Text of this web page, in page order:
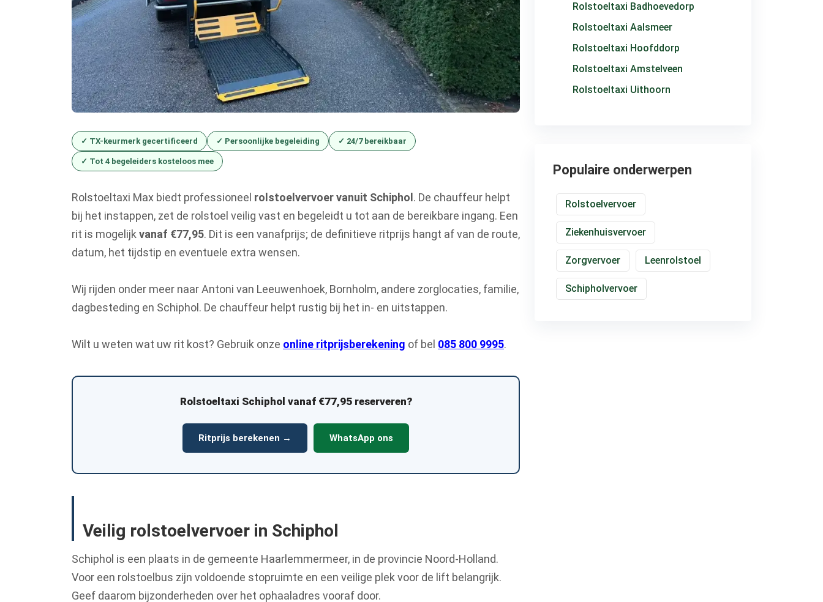
✓ TX-keurmerk gecertificeerd ✓ Persoonlijke begeleiding ✓ 24/7 bereikbaar
✓ Tot 4 begeleiders kosteloos mee
Rolstoeltaxi Max biedt professioneel rolstoelvervoer vanuit Schiphol . De chauffeur helpt
bij het instappen, zet de rolstoel veilig vast en begeleidt u tot aan de bereikbare ingang. Een
rit is mogelijk vanaf €77,95. Dit is een vanafprijs; de definitieve ritprijs hangt af van de route,
datum, het tijdstip en eventuele extra wensen.
Wij rijden onder meer naar Antoni van Leeuwenhoek, Bornholm, andere zorglocaties, familie,
dagbesteding en Schiphol. De chauffeur helpt rustig bij het in- en uitstappen.
Wilt u weten wat uw rit kost? Gebruik onze online ritprijsberekening of bel 085 800 9995.
Rolstoeltaxi Schiphol vanaf €77,95 reserveren?
Ritprijs berekenen → WhatsApp ons
Veilig rolstoelvervoer in Schiphol
Schiphol is een plaats in de gemeente Haarlemmermeer, in de provincie Noord-Holland.
Voor een rolstoelbus zijn voldoende stopruimte en een veilige plek voor de lift belangrijk.
Geef daarom bijzonderheden over het ophaaladres vooraf door.
Rolstoeltaxi Badhoevedorp
Rolstoeltaxi Aalsmeer
Rolstoeltaxi Hoofddorp
Rolstoeltaxi Amstelveen
Rolstoeltaxi Uithoorn
Populaire onderwerpen
Rolstoelvervoer
Ziekenhuisvervoer
Zorgvervoer Leenrolstoel
Schipholvervoer